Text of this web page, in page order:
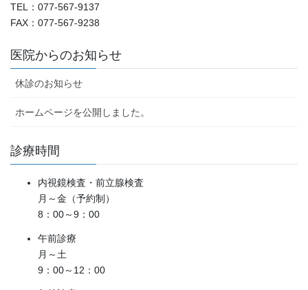
TEL：077-567-9137
FAX：077-567-9238
医院からのお知らせ
休診のお知らせ
ホームページを公開しました。
診療時間
内視鏡検査・前立腺検査
月～金（予約制）
8：00～9：00
午前診療
月～土
9：00～12：00